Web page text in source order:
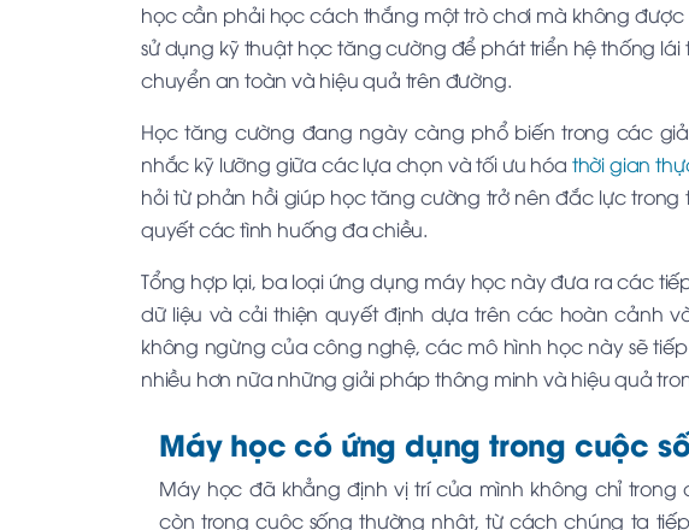
học cần phải học cách thắng một trò chơi mà không được
sử dụng kỹ thuật học tăng cường để phát triển hệ thống
chuyển an toàn và hiệu quả trên đường.
Học tăng cường đang ngày càng phổ biến trong các
nhắc kỹ lưỡng giữa các lựa chọn và tối ưu hóa thời gian
hỏi từ phản hồi giúp học tăng cường trở nên đắc lực trong
quyết các tình huống đa chiều.
Tổng hợp lại, ba loại ứng dụng máy học này đưa ra các
dữ liệu và cải thiện quyết định dựa trên các hoàn cảnh
không ngừng của công nghệ, các mô hình học này sẽ
nhiều hơn nữa những giải pháp thông minh và hiệu quả
Máy học có ứng dụng trong cuộc
Máy học đã khẳng định vị trí của mình không chỉ
còn trong cuộc sống thường nhật, từ cách chúng ta